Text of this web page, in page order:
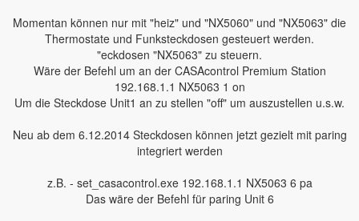
Momentan können nur mit "heiz" und "NX5060" und "NX5063" die
Thermostate und Funksteckdosen gesteuert werden.
"eckdosen "NX5063" zu steuern.
Wäre der Befehl um an der CASAcontrol Premium Station
192.168.1.1 NX5063 1 on
Um die Steckdose Unit1 an zu stellen "off" um auszustellen u.s.w.
Neu ab dem 6.12.2014 Steckdosen können jetzt gezielt mit paring
integriert werden
z.B. - set_casacontrol.exe 192.168.1.1 NX5063 6 pa
Das wäre der Befehl für paring Unit 6